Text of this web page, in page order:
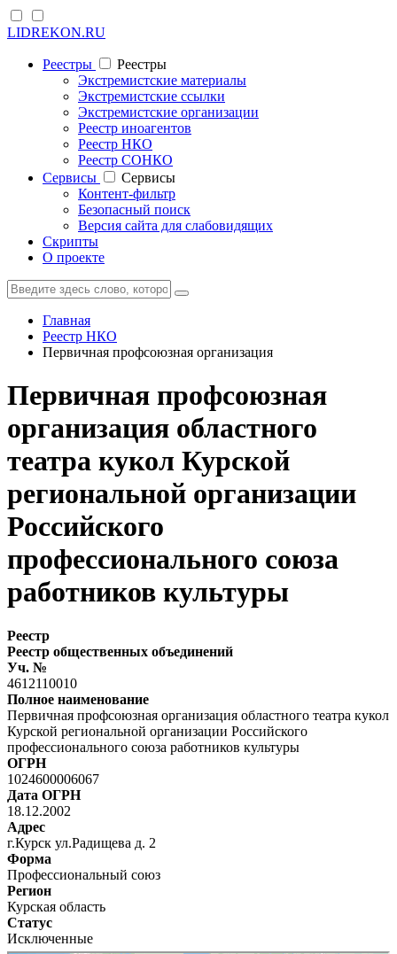
LIDREKON.RU
Реестры
Реестры
Экстремистские материалы
Экстремистские ссылки
Экстремистские организации
Реестр иноагентов
Реестр НКО
Реестр СОНКО
Cервисы
Cервисы
Контент-фильтр
Безопасный поиск
Версия сайта для слабовидящих
Скрипты
О проекте
Главная
Реестр НКО
Первичная профсоюзная организация
Первичная профсоюзная
организация областного
театра кукол Курской
региональной организации
Российского
профессионального союза
работников культуры
Реестр
Реестр общественных объединений
Уч. №
4612110010
Полное наименование
Первичная профсоюзная организация областного театра кукол
Курской региональной организации Российского
профессионального союза работников культуры
ОГРН
1024600006067
Дата ОГРН
18.12.2002
Адрес
г.Курск ул.Радищева д. 2
Форма
Профессиональный союз
Регион
Курская область
Статус
Исключенные